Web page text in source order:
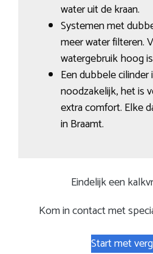
water uit de kraan.
Systemen met
meer water filteren.
watergebruik hoog
Een dubbele
noodzakelijk, het is
extra comfort. Elke
in Braamt.
Eindelijk een
Kom in contact met
Start met